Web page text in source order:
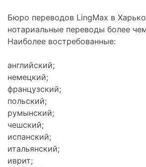
Бюро переводов LingMax в
нотариальные переводы более
Наиболее востребованные:
английский;
немецкий;
французский;
польский;
румынский;
чешский;
испанский;
итальянский;
иврит;